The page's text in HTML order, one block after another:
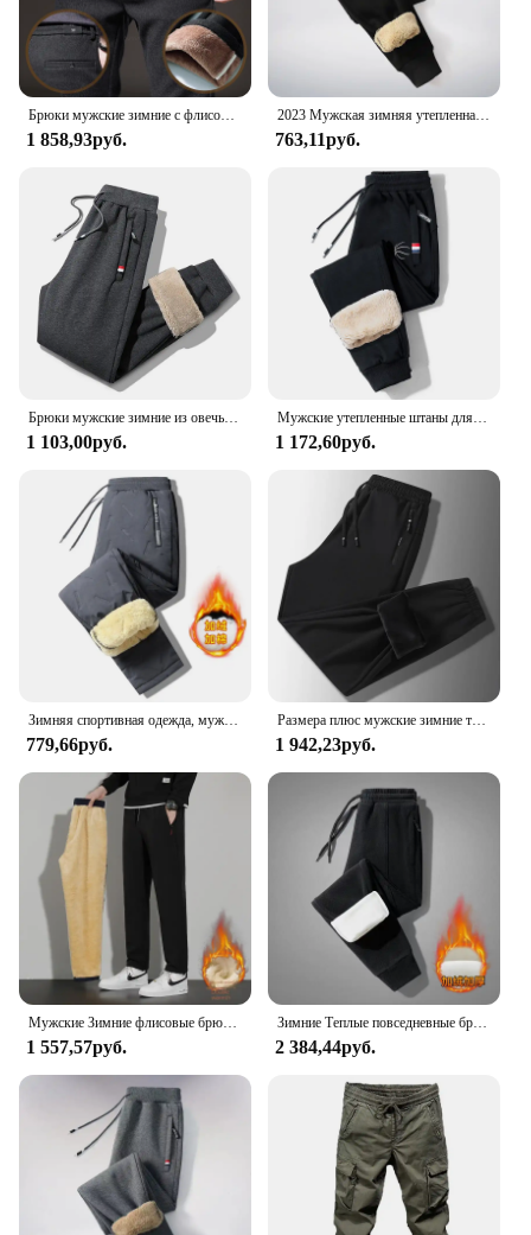
Брюки мужские зимние с флисовой подкладкой, хлопок, эластичная талия, повседневные уличные деловые штаны, плотные Стрейчевые брюки, теплые, бархатные, черные
1 858,93руб.
2023 Мужская зимняя утепленная теплая спортивная одежда из овечьей шерсти Новинка мужские повседневные штаны для бега на шнурках мужские хлопковые брюки высокого качества
763,11руб.
Брюки мужские зимние из овечьей шерсти, Теплые повседневные спортивные штаны для фитнеса и бега, однотонные прямые флисовые брюки с Кулиской
1 103,00руб.
Мужские утепленные штаны для активного отдыха, повседневные теплые хлопковые брюки, зимние штаны, высококачественные спортивные штаны для спортзала, брюки на шнуровке
1 172,60руб.
Зимняя спортивная одежда, мужские плюшевые толстые флисовые спортивные штаны, термобрюки из овечьей шерсти, повседневные брюки, ветрозащитные теплые хлопковые брюки 8828
779,66руб.
Размера плюс мужские зимние теплые спортивные брюки с подкладкой водонепроницаемые уличные спортивные брюки повседневные свободные толстые штаны 8XL для бега
1 942,23руб.
Мужские Зимние флисовые брюки, плотные теплые Новые повседневные брюки на шнуровке из овечьей кожи, высококачественные спортивные брюки с карманами на молнии для бега
1 557,57руб.
Зимние Теплые повседневные брюки из овечьей шерсти, мужские спортивные штаны для фитнеса и бега, мужские однотонные брюки на завязках, прямые флисовые брюки
2 384,44руб.